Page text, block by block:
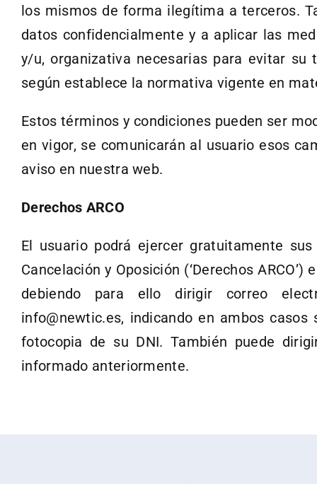
los mismos de forma ilegítima a terceros.
datos confidencialmente y a aplicar las
y/u, organizativa necesarias para evitar
según establece la normativa vigente en
Estos términos y condiciones pueden ser
en vigor, se comunicarán al usuario esos
aviso en nuestra web.
Derechos ARCO
El usuario podrá ejercer gratuitamente
Cancelación y Oposición (‘Derechos
debiendo para ello dirigir correo
info@newtic.es, indicando en ambos
fotocopia de su DNI. También puede
informado anteriormente.